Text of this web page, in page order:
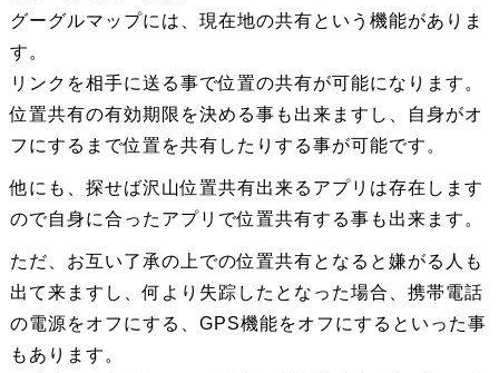
グーグルマップには、現在地の共有という機能がありま
す。
リンクを相手に送る事で位置の共有が可能になります。
位置共有の有効期限を決める事も出来ますし、自身がオ
フにするまで位置を共有したりする事が可能です。
他にも、探せば沢山位置共有出来るアプリは存在します
ので自身に合ったアプリで位置共有する事も出来ます。
ただ、お互い了承の上での位置共有となると嫌がる人も
出て来ますし、何より失踪したとなった場合、携帯電話
の電源をオフにする、GPS機能をオフにするといった事
もあります。